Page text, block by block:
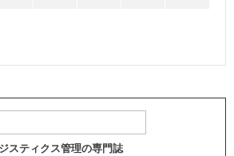
スティクス管理の専門誌